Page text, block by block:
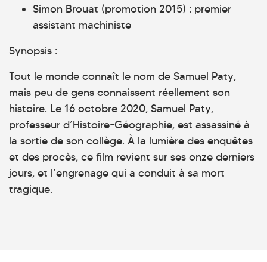
Simon Brouat (promotion 2015) : premier
assistant machiniste
Synopsis :
Tout le monde connaît le nom de Samuel Paty,
mais peu de gens connaissent réellement son
histoire. Le 16 octobre 2020, Samuel Paty,
professeur d’Histoire-Géographie, est assassiné à
la sortie de son collège. À la lumière des enquêtes
et des procès, ce film revient sur ses onze derniers
jours, et l’engrenage qui a conduit à sa mort
tragique.